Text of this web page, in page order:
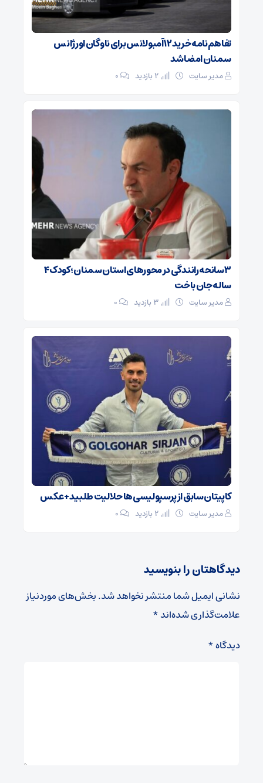
تفاهم‌نامه خرید ۱۲ آمبولانس برای ناوگان اورژانس
سمنان امضا شد
مدیر سایت ۰
۳ سانحه رانندگی در محورهای استان سمنان؛ کودک ۴
ساله جان باخت
مدیر سایت ۰
کاپیتان سابق از پرسپولیسی‌ها حلالیت طلبید + عکس
مدیر سایت ۰
دیدگاهتان را بنویسید
نشانی ایمیل شما منتشر نخواهد شد.بخش‌های موردنیاز
علامت‌گذاری شده‌اند*
دیدگاه*